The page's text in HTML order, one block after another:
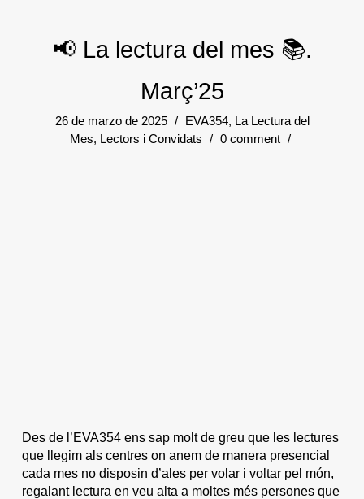
📢 La lectura del mes 📚.
Març’25
26 de marzo de 2025 / EVA354, La Lectura del
Mes, Lectors i Convidats / 0 comment /
Des de l’EVA354 ens sap molt de greu que les lectures
que llegim als centres on anem de manera presencial
cada mes no disposin d’ales per volar i voltar pel món,
regalant lectura en veu alta a moltes més persones que